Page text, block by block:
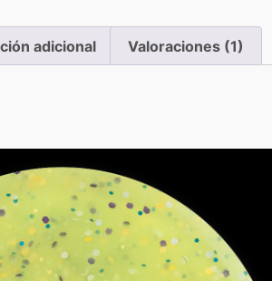
adicional Valoraciones (1)